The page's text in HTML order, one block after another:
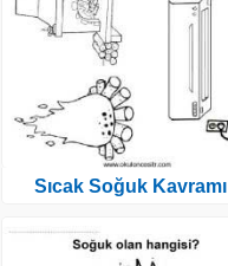
Sıcak Soğuk Kavramı